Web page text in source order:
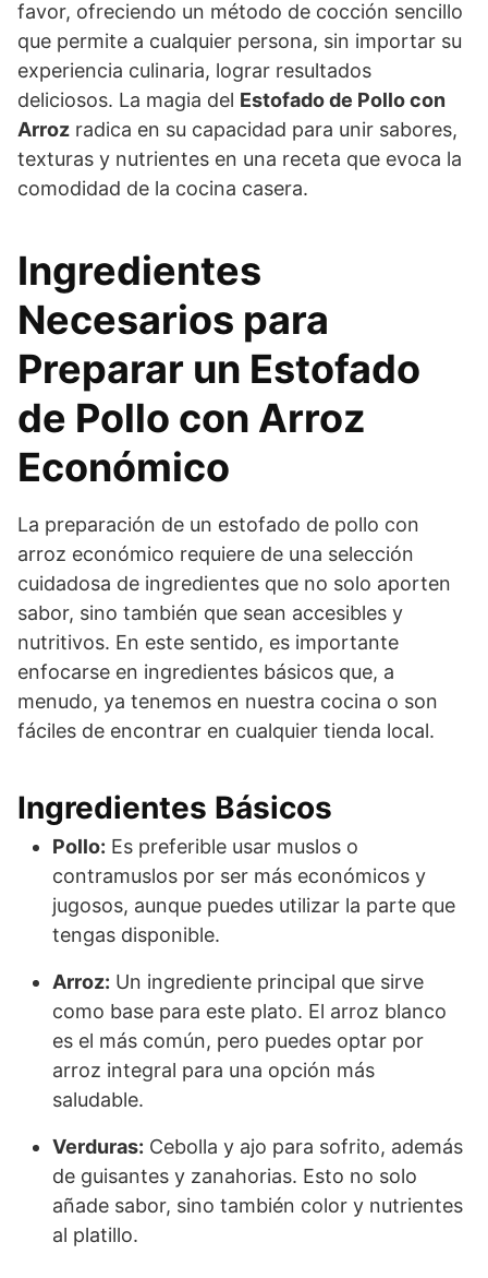
favor, ofreciendo un método de cocción sencillo
que permite a cualquier persona, sin importar su
experiencia culinaria, lograr resultados
deliciosos. La magia del Estofado de Pollo con
Arroz radica en su capacidad para unir sabores,
texturas y nutrientes en una receta que evoca la
comodidad de la cocina casera.
Ingredientes
Necesarios para
Preparar un Estofado
de Pollo con Arroz
Económico
La preparación de un estofado de pollo con
arroz económico requiere de una selección
cuidadosa de ingredientes que no solo aporten
sabor, sino también que sean accesibles y
nutritivos. En este sentido, es importante
enfocarse en ingredientes básicos que, a
menudo, ya tenemos en nuestra cocina o son
fáciles de encontrar en cualquier tienda local.
Ingredientes Básicos
Pollo: Es preferible usar muslos o
contramuslos por ser más económicos y
jugosos, aunque puedes utilizar la parte que
tengas disponible.
Arroz: Un ingrediente principal que sirve
como base para este plato. El arroz blanco
es el más común, pero puedes optar por
arroz integral para una opción más
saludable.
Verduras: Cebolla y ajo para sofrito, además
de guisantes y zanahorias. Esto no solo
añade sabor, sino también color y nutrientes
al platillo.